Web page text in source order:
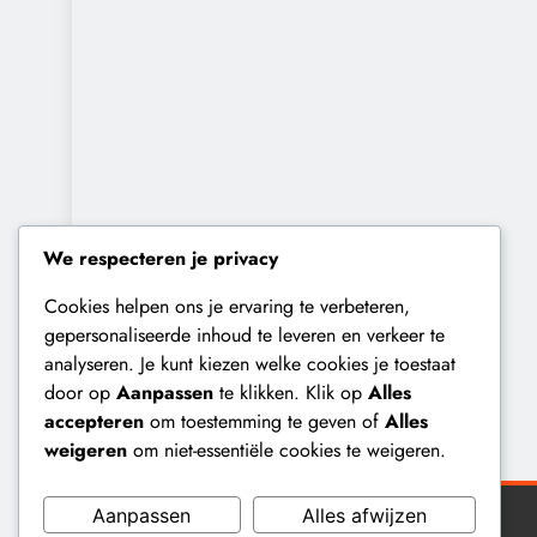
We respecteren je privacy
Cookies helpen ons je ervaring te verbeteren,
gepersonaliseerde inhoud te leveren en verkeer te
analyseren. Je kunt kiezen welke cookies je toestaat
door op Aanpassen te klikken. Klik op Alles
accepteren om toestemming te geven of Alles
weigeren om niet-essentiële cookies te weigeren.
Aanpassen Alles afwijzen